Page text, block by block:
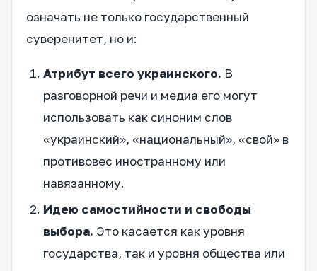
означать не только государственный
суверенитет, но и:
Атрибут всего украинского. В
разговорной речи и медиа его могут
использовать как синоним слов
«украинский», «национальный», «свой» в
противовес иностранному или
навязанному.
Идею самостийности и свободы
выбора. Это касается как уровня
государства, так и уровня общества или